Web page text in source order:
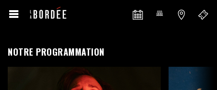
NOTRE PROGRAMMATION